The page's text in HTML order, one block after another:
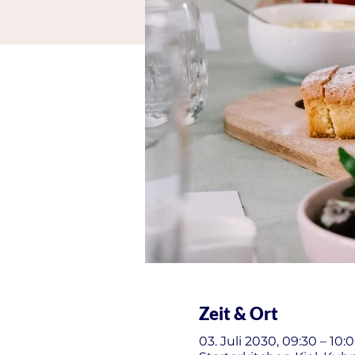
Zeit & Ort
03. Juli 2030, 09:30 –